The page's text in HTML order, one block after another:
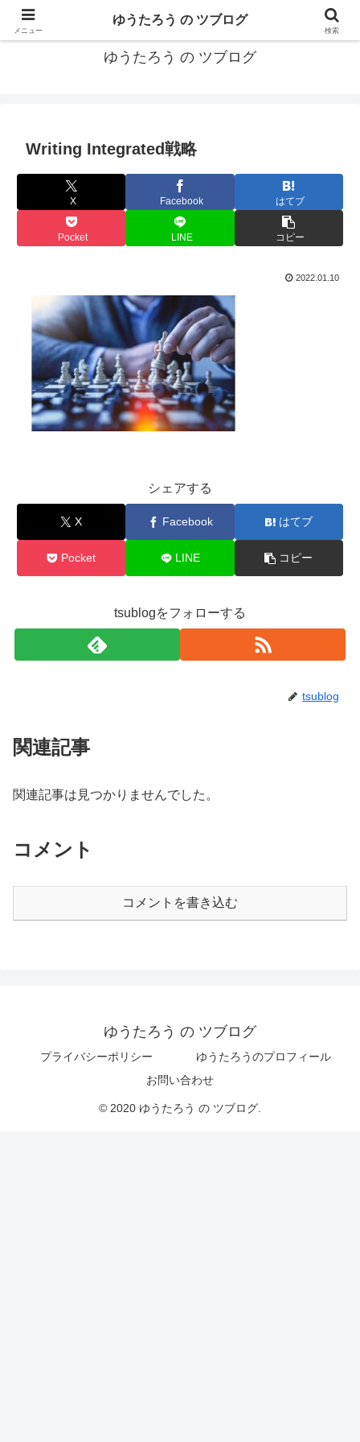
カリフォルニアMBA卒40代がMBA・キャリアとEコマースについて発信
ゆうたろう の ツブログ
Writing Integrated戦略
X Facebook はてブ
Pocket LINE コピー
2022.01.10
シェアする
X Facebook はてブ
Pocket LINE コピー
tsublogをフォローする
tsublog
関連記事
関連記事は見つかりませんでした。
コメント
コメントを書き込む
ゆうたろう の ツブログ
プライバシーポリシー
ゆうたろうのプロフィール
お問い合わせ
© 2020 ゆうたろう の ツブログ.
メニュー
ゆうたろう の ツブログ
検索